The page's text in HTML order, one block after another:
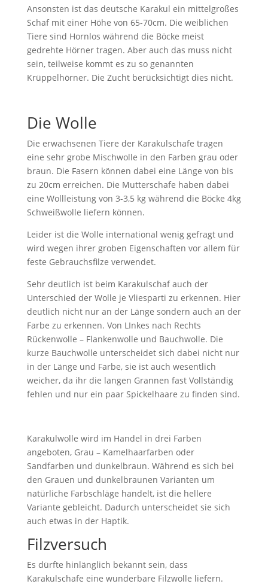
Ansonsten ist das deutsche Karakul ein mittelgroßes
Schaf mit einer Höhe von 65-70cm. Die weiblichen
Tiere sind Hornlos während die Böcke meist
gedrehte Hörner tragen. Aber auch das muss nicht
sein, teilweise kommt es zu so genannten
Krüppelhörner. Die Zucht berücksichtigt dies nicht.
Die Wolle
Die erwachsenen Tiere der Karakulschafe tragen
eine sehr grobe Mischwolle in den Farben grau oder
braun. Die Fasern können dabei eine Länge von bis
zu 20cm erreichen. Die Mutterschafe haben dabei
eine Wollleistung von 3-3,5 kg während die Böcke 4kg
Schweißwolle liefern können.
Leider ist die Wolle international wenig gefragt und
wird wegen ihrer groben Eigenschaften vor allem für
feste Gebrauchsfilze verwendet.
Sehr deutlich ist beim Karakulschaf auch der
Unterschied der Wolle je Vliesparti zu erkennen. Hier
deutlich nicht nur an der Länge sondern auch an der
Farbe zu erkennen. Von LInkes nach Rechts
Rückenwolle – Flankenwolle und Bauchwolle. Die
kurze Bauchwolle unterscheidet sich dabei nicht nur
in der Länge und Farbe, sie ist auch wesentlich
weicher, da ihr die langen Grannen fast Vollständig
fehlen und nur ein paar Spickelhaare zu finden sind.
Karakulwolle wird im Handel in drei Farben
angeboten, Grau – Kamelhaarfarben oder
Sandfarben und dunkelbraun. Während es sich bei
den Grauen und dunkelbraunen Varianten um
natürliche Farbschläge handelt, ist die hellere
Variante gebleicht. Dadurch unterscheidet sie sich
auch etwas in der Haptik.
Filzversuch
Es dürfte hinlänglich bekannt sein, dass
Karakulschafe eine wunderbare Filzwolle liefern.